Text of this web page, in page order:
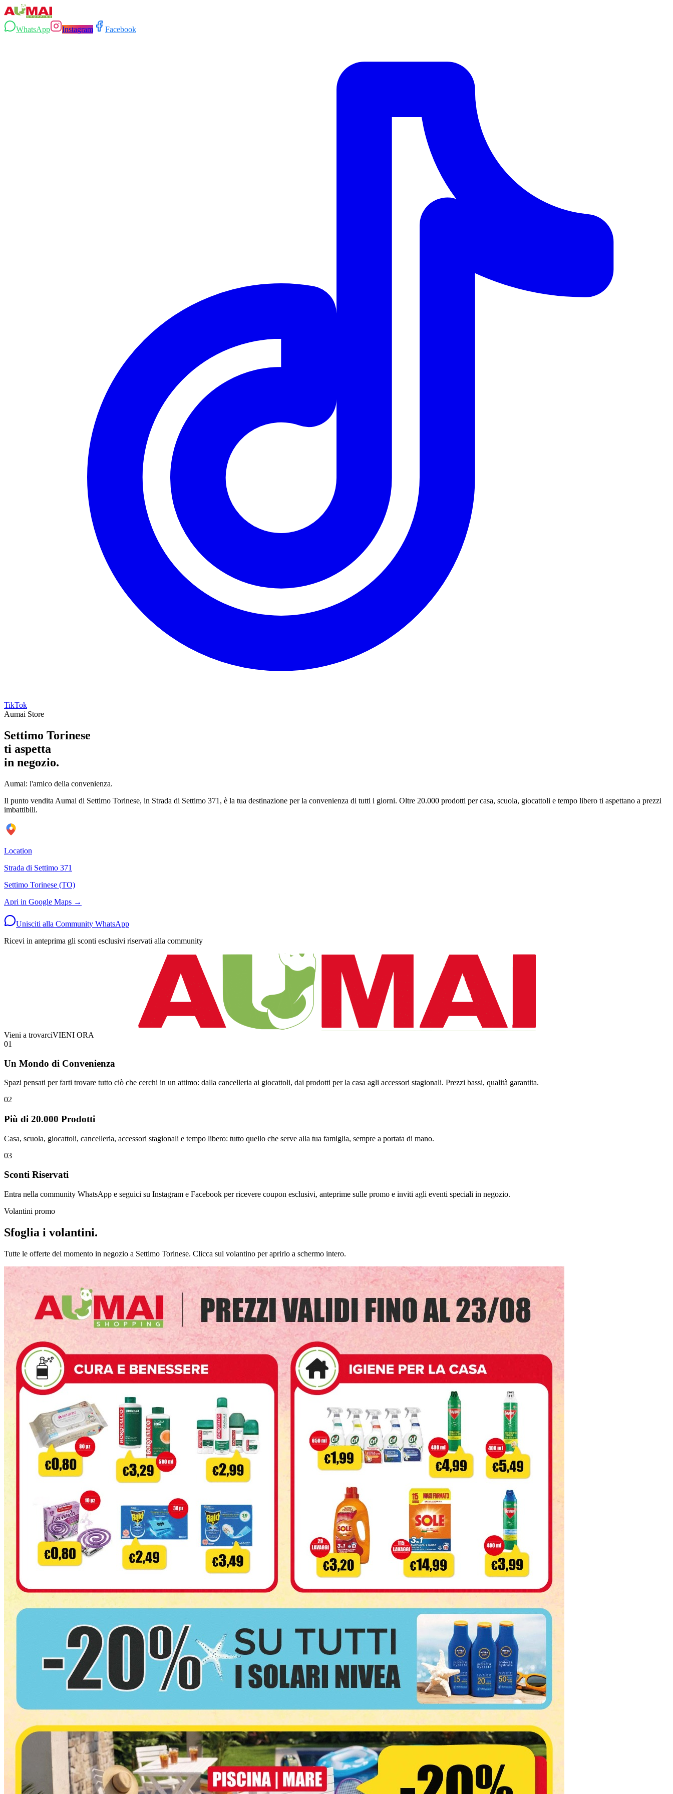
WhatsApp Instagram Facebook
TikTok
Aumai Store
Settimo Torinese
ti aspetta
in negozio.
Aumai: l'amico della convenienza.
Il punto vendita Aumai di Settimo Torinese, in Strada di Settimo 371, è la tua destinazione per la convenienza di tutti i giorni. Oltre 20.000 prodotti per casa, scuola, giocattoli e tempo libero ti aspettano a prezzi
imbattibili.
Location
Strada di Settimo 371
Settimo Torinese (TO)
Apri in Google Maps →
Unisciti alla Community WhatsApp
Ricevi in anteprima gli sconti esclusivi riservati alla community
Vieni a trovarciVIENI ORA
01
Un Mondo di Convenienza
Spazi pensati per farti trovare tutto ciò che cerchi in un attimo: dalla cancelleria ai giocattoli, dai prodotti per la casa agli accessori stagionali. Prezzi bassi, qualità garantita.
02
Più di 20.000 Prodotti
Casa, scuola, giocattoli, cancelleria, accessori stagionali e tempo libero: tutto quello che serve alla tua famiglia, sempre a portata di mano.
03
Sconti Riservati
Entra nella community WhatsApp e seguici su Instagram e Facebook per ricevere coupon esclusivi, anteprime sulle promo e inviti agli eventi speciali in negozio.
Volantini promo
Sfoglia i volantini.
Tutte le offerte del momento in negozio a Settimo Torinese. Clicca sul volantino per aprirlo a schermo intero.